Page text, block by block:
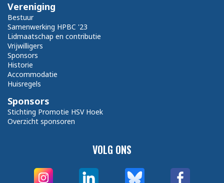
VOLG ONS
Vereniging
Bestuur
Samenwerking HPBC '23
Lidmaatschap en contributie
Vrijwilligers
Sponsors
Historie
Accommodatie
Huisregels
Sponsors
Stichting Promotie HSV Hoek
Overzicht sponsoren